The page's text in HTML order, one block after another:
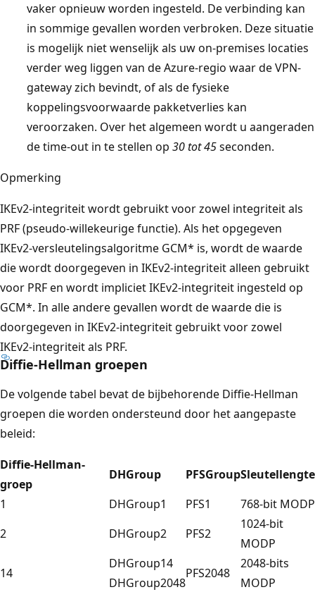
vaker opnieuw worden ingesteld. De verbinding kan
in sommige gevallen worden verbroken. Deze situatie
is mogelijk niet wenselijk als uw on-premises locaties
verder weg liggen van de Azure-regio waar de VPN-
gateway zich bevindt, of als de fysieke
koppelingsvoorwaarde pakketverlies kan
veroorzaken. Over het algemeen wordt u aangeraden
de time-out in te stellen op 30 tot 45seconden.
Opmerking
IKEv2-integriteit wordt gebruikt voor zowel integriteit als
PRF (pseudo-willekeurige functie). Als het opgegeven
IKEv2-versleutelingsalgoritme GCM* is, wordt de waarde
die wordt doorgegeven in IKEv2-integriteit alleen gebruikt
voor PRF en wordt impliciet IKEv2-integriteit ingesteld op
GCM*. In alle andere gevallen wordt de waarde die is
doorgegeven in IKEv2-integriteit gebruikt voor zowel
IKEv2-integriteit als PRF.
Diffie-Hellman groepen
De volgende tabel bevat de bijbehorende Diffie-Hellman
groepen die worden ondersteund door het aangepaste
beleid:
Diffie-Hellman-
groep
DHGroup PFSGroupSleutellengte
1
DHGroup1 PFS1
768-bit MODP
2
DHGroup2 PFS2
1024-bit
MODP
14
DHGroup14
DHGroup2048
PFS2048
2048-bits
MODP